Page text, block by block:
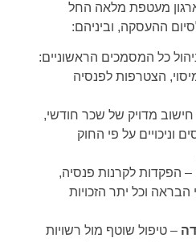
מעטפת מלאה החל
ההעסקה, וביניהם:
כל המסמכים הראשוניים:
הצטרפות לפנסיה
מדויק של שכר חודשי,
וניכויים על פי החוק
– הפקדות לקרנות פנסיה,
וכל יתר הזכויות
– טיפול שוטף מול רשויות